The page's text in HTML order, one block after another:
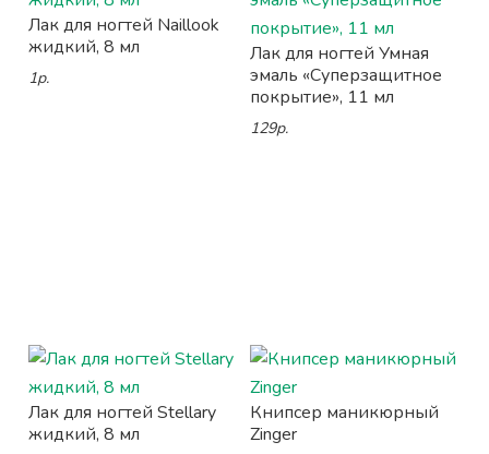
Лак для ногтей Naillook
жидкий, 8 мл
1р.
Лак для ногтей Умная
эмаль «Суперзащитное
покрытие», 11 мл
129р.
Лак для ногтей Stellary
жидкий, 8 мл
Книпсер маникюрный
Zinger